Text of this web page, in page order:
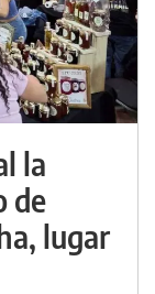
la
de
lugar